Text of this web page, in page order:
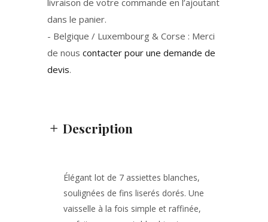
livraison de votre commande en l’ajoutant
dans le panier.
- Belgique / Luxembourg & Corse : Merci
de nous contacter pour une demande de
devis.
Description
Élégant lot de 7 assiettes blanches,
soulignées de fins liserés dorés. Une
vaisselle à la fois simple et raffinée,